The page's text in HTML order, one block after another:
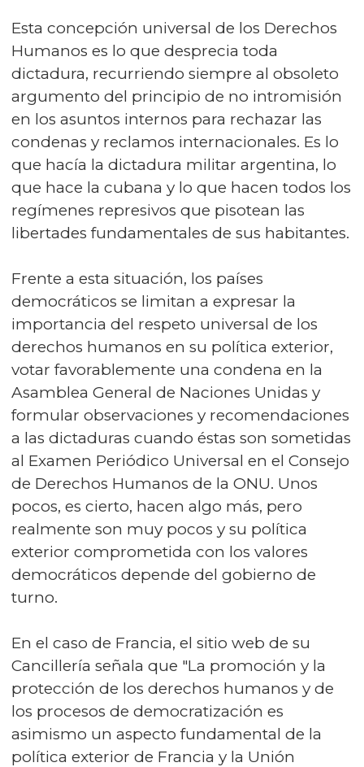
Esta concepción universal de los Derechos
Humanos es lo que desprecia toda
dictadura, recurriendo siempre al obsoleto
argumento del principio de no intromisión
en los asuntos internos para rechazar las
condenas y reclamos internacionales. Es lo
que hacía la dictadura militar argentina, lo
que hace la cubana y lo que hacen todos los
regímenes represivos que pisotean las
libertades fundamentales de sus habitantes.
Frente a esta situación, los países
democráticos se limitan a expresar la
importancia del respeto universal de los
derechos humanos en su política exterior,
votar favorablemente una condena en la
Asamblea General de Naciones Unidas y
formular observaciones y recomendaciones
a las dictaduras cuando éstas son sometidas
al Examen Periódico Universal en el Consejo
de Derechos Humanos de la ONU. Unos
pocos, es cierto, hacen algo más, pero
realmente son muy pocos y su política
exterior comprometida con los valores
democráticos depende del gobierno de
turno.
En el caso de Francia, el sitio web de su
Cancillería señala que "La promoción y la
protección de los derechos humanos y de
los procesos de democratización es
asimismo un aspecto fundamental de la
política exterior de Francia y la Unión